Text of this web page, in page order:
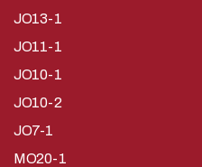
JO13-1
JO11-1
JO10-1
JO10-2
JO7-1
MO20-1